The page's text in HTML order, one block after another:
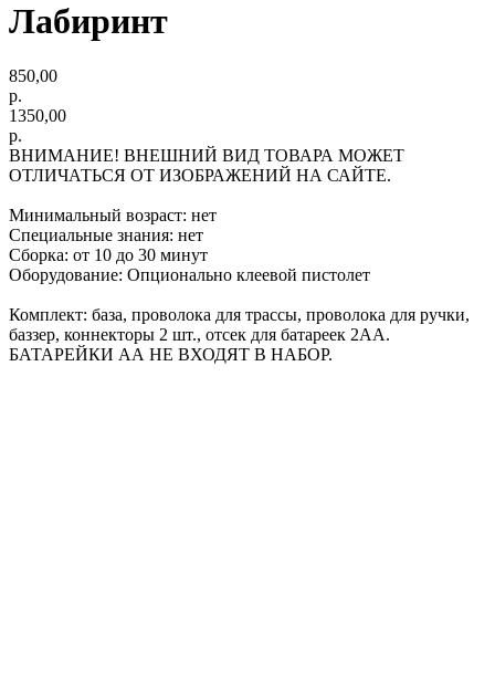
Лабиринт
850,00
р.
1350,00
р.
ВНИМАНИЕ! ВНЕШНИЙ ВИД ТОВАРА МОЖЕТ
ОТЛИЧАТЬСЯ ОТ ИЗОБРАЖЕНИЙ НА САЙТЕ.
Минимальный возраст: нет
Специальные знания: нет
Сборка: от 10 до 30 минут
Оборудование: Опционально клеевой пистолет
Комплект: база, проволока для трассы, проволока для ручки,
баззер, коннекторы 2 шт., отсек для батареек 2АА.
БАТАРЕЙКИ АА НЕ ВХОДЯТ В НАБОР.